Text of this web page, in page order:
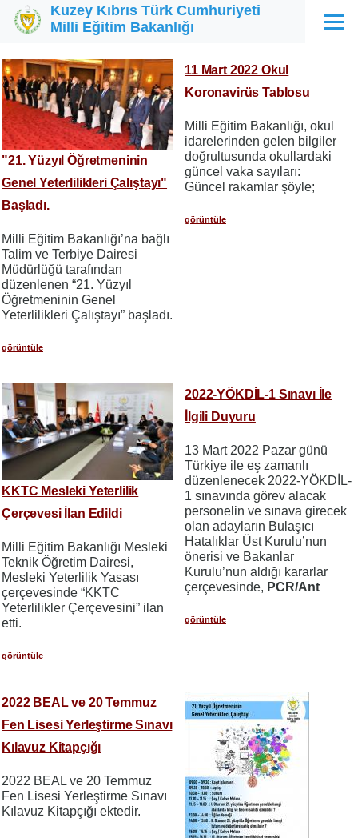
Ana içeriğe atla
Kuzey Kıbrıs Türk Cumhuriyeti
Milli Eğitim Bakanlığı
Menü
"21. Yüzyıl Öğretmeninin
Genel Yeterlilikleri Çalıştayı"
Başladı.
Milli Eğitim Bakanlığı’na bağlı
Talim ve Terbiye Dairesi
Müdürlüğü tarafından
düzenlenen “21. Yüzyıl
Öğretmeninin Genel
Yeterlilikleri Çalıştayı” başladı.
görüntüle
11 Mart 2022 Okul
Koronavirüs Tablosu
Milli Eğitim Bakanlığı, okul
idarelerinden gelen bilgiler
doğrultusunda okullardaki
güncel vaka sayıları:
Güncel rakamlar şöyle;
görüntüle
KKTC Mesleki Yeterlilik
Çerçevesi İlan Edildi
Milli Eğitim Bakanlığı Mesleki
Teknik Öğretim Dairesi,
Mesleki Yeterlilik Yasası
çerçevesinde “KKTC
Yeterlilikler Çerçevesini” ilan
etti.
görüntüle
2022-YÖKDİL-1 Sınavı İle
İlgili Duyuru
13 Mart 2022 Pazar günü
Türkiye ile eş zamanlı
düzenlenecek 2022-YÖKDİL-
1 sınavında görev alacak
personelin ve sınava girecek
olan adayların Bulaşıcı
Hatalıklar Üst Kurulu’nun
önerisi ve Bakanlar
Kurulu’nun aldığı kararlar
çerçevesinde, PCR/Ant
görüntüle
2022 BEAL ve 20 Temmuz
Fen Lisesi Yerleştirme Sınavı
Kılavuz Kitapçığı
2022 BEAL ve 20 Temmuz
Fen Lisesi Yerleştirme Sınavı
Kılavuz Kitapçığı ektedir.